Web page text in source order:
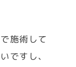
施術して
ですし、